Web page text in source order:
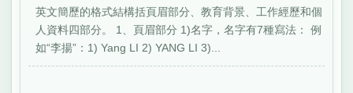
英文簡歷的格式結構括頁眉部分、教育背景、工作經歷和個
人資料四部分。 1、頁眉部分 1)名字，名字有7種寫法： 例
如“李揚”：1) Yang LI 2) YANG LI 3)...